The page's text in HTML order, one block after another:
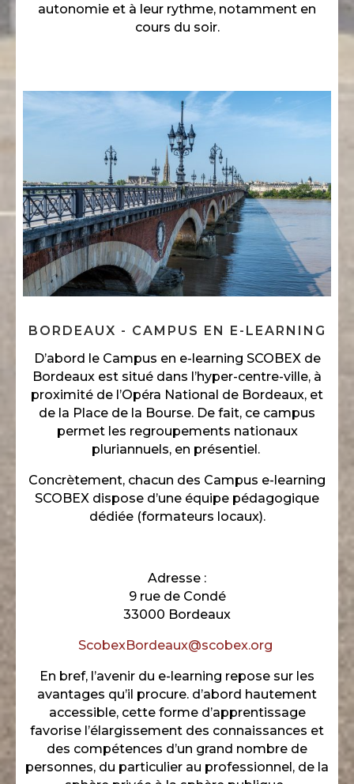
autonomie et à leur rythme, notamment en
cours du soir.
BORDEAUX - CAMPUS EN E-LEARNING
D’abord le Campus en e-learning SCOBEX de
Bordeaux est situé dans l’hyper-centre-ville, à
proximité de l’Opéra National de Bordeaux, et
de la Place de la Bourse. De fait, ce campus
permet les regroupements nationaux
pluriannuels, en présentiel.
Concrètement, chacun des Campus e-learning
SCOBEX dispose d’une équipe pédagogique
dédiée (formateurs locaux).
Adresse :
9 rue de Condé
33000 Bordeaux
ScobexBordeaux@scobex.org
En bref, l’avenir du e-learning repose sur les
avantages qu’il procure. d’abord hautement
accessible, cette forme d’apprentissage
favorise l’élargissement des connaissances et
des compétences d’un grand nombre de
personnes, du particulier au professionnel, de la